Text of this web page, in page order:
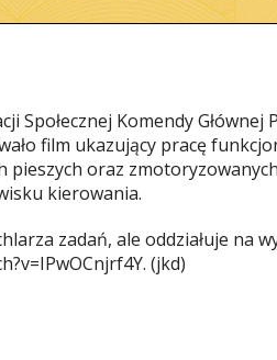
Komendy Głównej
film ukazujący pracę
pieszych oraz
kierowania.
zadań, ale oddziałuje na
(jkd)